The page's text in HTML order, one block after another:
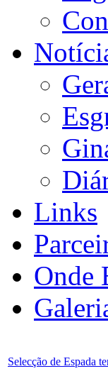
Links
Onde
Selecção de Espada